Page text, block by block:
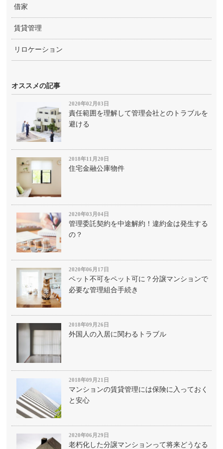
借家
賃貸管理
リロケーション
オススメの記事
2020年02月03日
責任範囲を理解して管理会社とのトラブルを
避ける
2018年11月20日
住宅金融公庫物件
2020年03月04日
管理委託契約を中途解約！違約金は発生する
の？
2020年06月17日
ペット不可をペット可に？分譲マンションで
必要な管理組合手続き
2018年09月26日
外国人の入居に関わるトラブル
2018年09月21日
マンションの賃貸管理には保険に入っておく
と安心
2020年06月29日
老朽化した分譲マンションって将来どうなる